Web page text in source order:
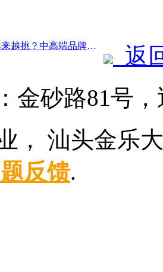
前一篇：住酒店越来越挑？中高端品牌都在“抠”细节
返
金砂路81号
， 汕头金乐
反馈.